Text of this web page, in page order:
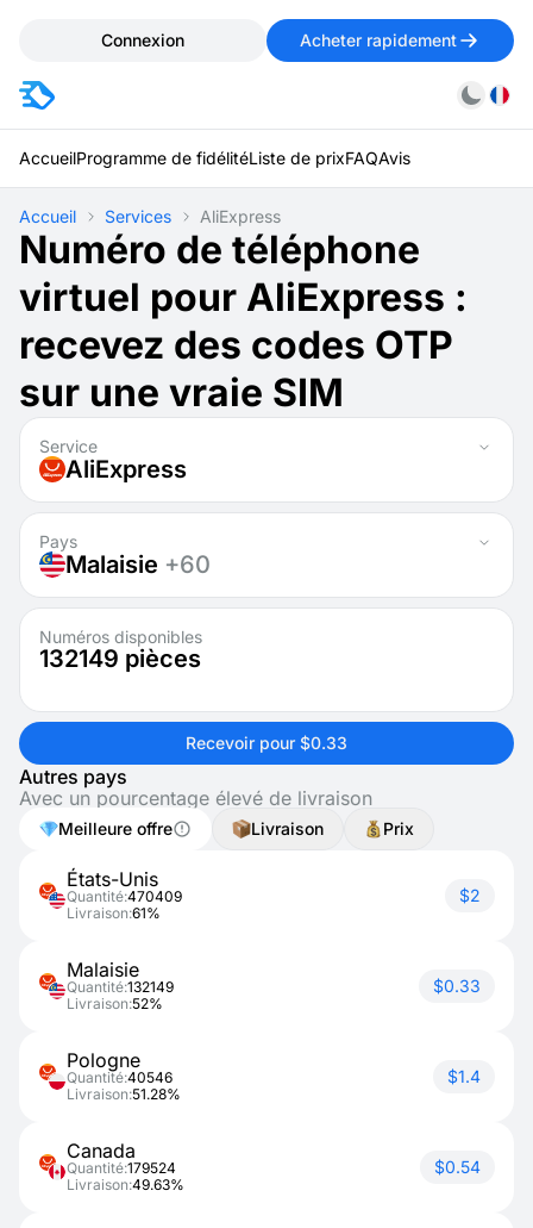
Connexion Acheter rapidement
AccueilProgramme de fidélitéListe de prixFAQAvis
Accueil Services AliExpress
Numéro de téléphone
virtuel pour AliExpress :
recevez des codes OTP
sur une vraie SIM
Service
AliExpress
Pays
Malaisie +60
Numéros disponibles
132149 pièces
Recevoir pour $0.33
Autres pays
Avec un pourcentage élevé de livraison
Meilleure offre Livraison Prix
États-Unis
Quantité:470409
Livraison:61%
$2
Malaisie
Quantité:132149
Livraison:52%
$0.33
Pologne
Quantité:40546
Livraison:51.28%
$1.4
Canada
Quantité:179524
Livraison:49.63%
$0.54